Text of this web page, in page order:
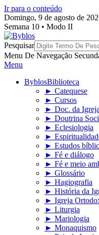
Ir para o conteúdo
Domingo, 9 de agosto de
Semana 10 • Modo II
Byblos
Pesquisar
Menu De Navegação
Menu
ByblosBiblioteca
► Catequese
► Cursos
► Doc. da Igreja
► Doutrina
► Eclesiologia
►
► Estudos
► Fé e diálogo
► Fé e meio
► Glossário
► Hagiografia
► História da
► Igreja
► Liturgia
► Mariologia
► Monaquismo